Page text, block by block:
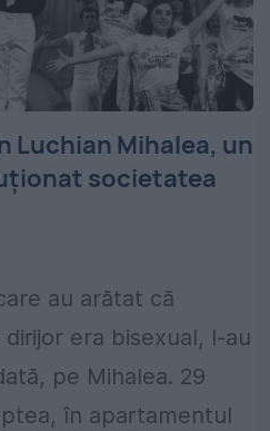
Luchian Mihalea, un
societatea
au arătat că
era bisexual, l-au
pe Mihalea. 29
în apartamentul